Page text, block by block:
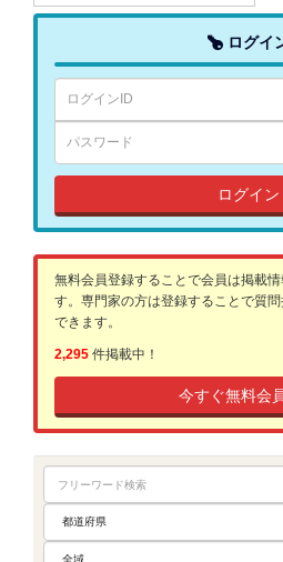
ログイ
ログイン
無料会員登録することで会員は掲載
す。専門家の方は登録することで質
できます。
2,295 件掲載中！
今すぐ無料会